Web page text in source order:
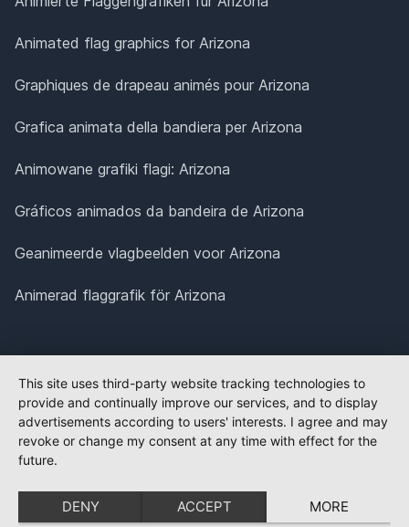
Animated flag graphics for Arizona
Graphiques de drapeau animés pour Arizona
Grafica animata della bandiera per Arizona
Animowane grafiki flagi: Arizona
Gráficos animados da bandeira de Arizona
Geanimeerde vlagbeelden voor Arizona
Animerad flaggrafik för Arizona
This site uses third-party website tracking technologies to
provide and continually improve our services, and to display
advertisements according to users' interests. I agree and may
revoke or change my consent at any time with effect for the
future.
DENY ACCEPT MORE